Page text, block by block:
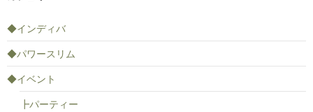
◆インディバ
◆パワースリム
◆イベント
┣パーティー